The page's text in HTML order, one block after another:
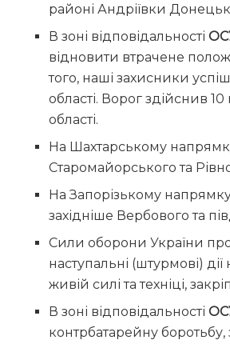
районі Андріївки
В зоні відповідальності
відновити втрачене
того, наші захисники
області. Ворог здійснив
області.
На Шахтарському
Старомайорського та
На Запорізькому
західніше Вербового та
Сили оборони України
наступальні (штурмові)
живій силі та техніці,
В зоні відповідальності
контрбатарейну